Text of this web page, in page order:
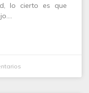
lo cierto es que